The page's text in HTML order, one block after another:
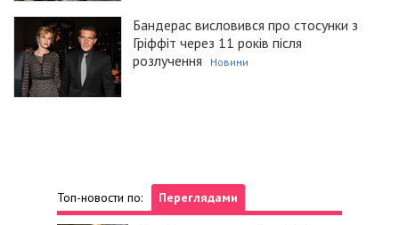
Бандерас висловився про стосунки з
Гріффіт через 11 років після
розлучення
Новини
Топ-новости по: Переглядами